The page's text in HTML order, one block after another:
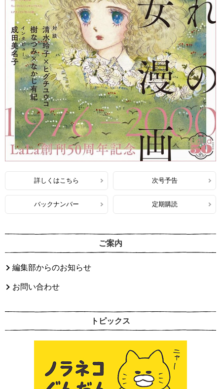
詳しくはこちら 次号予告
バックナンバー 定期購読
ご案内
編集部からのお知らせ
お問い合わせ
トピックス